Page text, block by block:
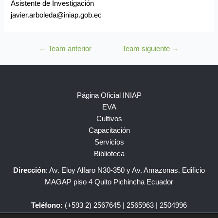
Asistente de Investigación
javier.arboleda@iniap.gob.ec
← Team anterior Team siguiente →
Página Oficial INIAP
EVA
Cultivos
Capacitación
Servicios
Biblioteca
Dirección: Av. Eloy Alfaro N30-350 y Av. Amazonas. Edificio
MAGAP piso 4 Quito Pichincha Ecuador
Teléfono: (+593 2) 2567645 | 2565963 | 2504996